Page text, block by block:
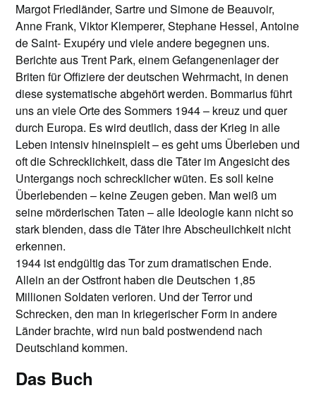
Margot Friedländer, Sartre und Simone de Beauvoir,
Anne Frank, Viktor Klemperer, Stephane Hessel, Antoine
de Saint- Exupéry und viele andere begegnen uns.
Berichte aus Trent Park, einem Gefangenenlager der
Briten für Offiziere der deutschen Wehrmacht, in denen
diese systematische abgehört werden. Bommarius führt
uns an viele Orte des Sommers 1944 – kreuz und quer
durch Europa. Es wird deutlich, dass der Krieg in alle
Leben intensiv hineinspielt – es geht ums Überleben und
oft die Schrecklichkeit, dass die Täter im Angesicht des
Untergangs noch schrecklicher wüten. Es soll keine
Überlebenden – keine Zeugen geben. Man weiß um
seine mörderischen Taten – alle Ideologie kann nicht so
stark blenden, dass die Täter ihre Abscheulichkeit nicht
erkennen.
1944 ist endgültig das Tor zum dramatischen Ende.
Allein an der Ostfront haben die Deutschen 1,85
Millionen Soldaten verloren. Und der Terror und
Schrecken, den man in kriegerischer Form in andere
Länder brachte, wird nun bald postwendend nach
Deutschland kommen.
Das Buch